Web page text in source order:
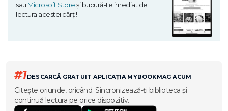
sau Microsoft Storeși bucură-te imediat de
lectura acestei cărți!
#1DESCARCĂ GRATUIT APLICAȚIA MYBOOKMAG ACUM
Citește oriunde, oricând. Sincronizează-ți biblioteca și
continuă lectura pe orice dispozitiv.